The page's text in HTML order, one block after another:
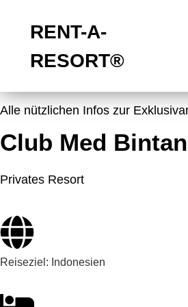
RENT-A-
RESORT®
Alle nützlichen Infos zur
Club Med
Privates Resort
Reiseziel: Indonesien